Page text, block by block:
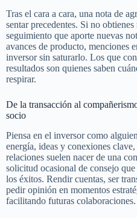
Tras el cara a cara, una nota de
sentar precedentes. Si no obtienes
seguimiento que aporte nuevas
avances de producto, menciones
inversor sin saturarlo. Los que
resultados son quienes saben
respirar.
De la transacción al
socio
Piensa en el inversor como
energía, ideas y conexiones
relaciones suelen nacer de una
solicitud ocasional de consejo
los éxitos. Rendir cuentas, ser
pedir opinión en momentos
facilitando futuras colaboraciones.